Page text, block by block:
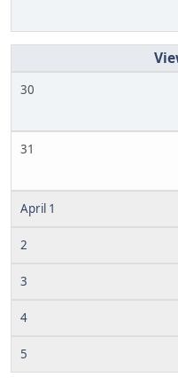
30
31
April 1
2
3
4
5